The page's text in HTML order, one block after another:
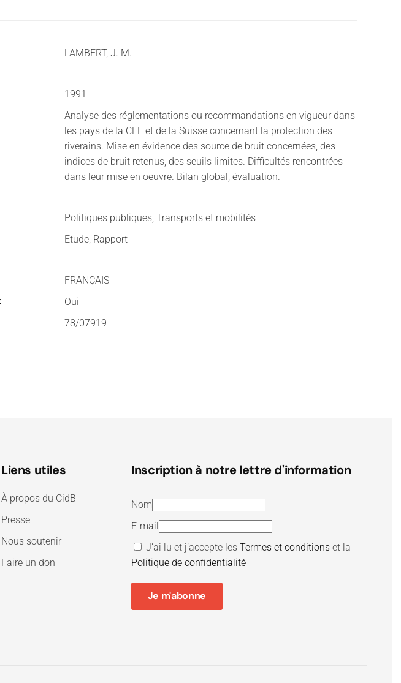
LAMBERT, J. M.
1991
Analyse des réglementations ou recommandations en vigueur dans
les pays de la CEE et de la Suisse concernant la protection des
riverains. Mise en évidence des source de bruit concernées, des
indices de bruit retenus, des seuils limites. Difficultés rencontrées
dans leur mise en oeuvre. Bilan global, évaluation.
Politiques publiques, Transports et mobilités
Etude, Rapport
FRANÇAIS
Oui
78/07919
Liens utiles
À propos du CidB
Presse
Nous soutenir
Faire un don
Inscription à notre lettre d'information
Nom
E-mail
J’ai lu et j’accepte lesTermes et conditions et la
Politique de confidentialité
Je m'abonne